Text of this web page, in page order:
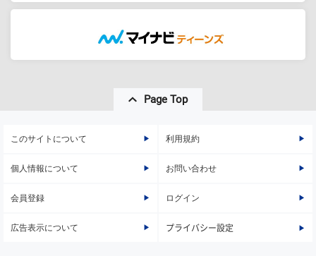
Page Top
このサイトについて 利用規約
個人情報について お問い合わせ
会員登録 ログイン
広告表示について プライバシー設定